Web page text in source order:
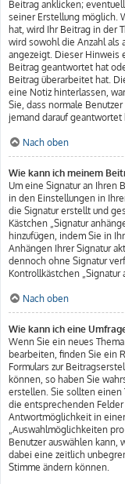
Beitrag anklicken;
seiner Erstellung möglich.
hat, wird Ihr Beitrag in der
wird sowohl die Anzahl als
angezeigt. Dieser Hinweis
Beitrag geantwortet hat
Beitrag überarbeitet hat.
eine Notiz hinterlassen,
Sie, dass normale
jemand darauf geantwortet
Nach oben
Wie kann ich meinem
Um eine Signatur an Ihren
in den Einstellungen in
die Signatur erstellt und
Kästchen „Signatur
hinzufügen, indem Sie in
Anhängen Ihrer Signatur
dennoch ohne Signatur
Kontrollkästchen
Nach oben
Wie kann ich eine
Wenn Sie ein neues
bearbeiten, finden Sie ein
Formulars zur
können, so haben Sie
erstellen. Sie sollten
die entsprechenden
Antwortmöglichkeit in
„Auswahlmöglichkeiten
Benutzer auswählen
dabei eine zeitlich
Stimme ändern können.